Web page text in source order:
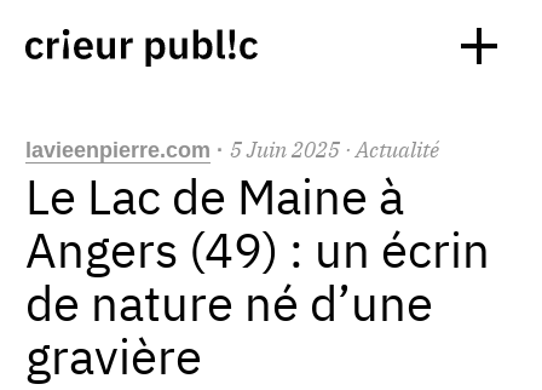
lavieenpierre.com · 5Juin2025 · Actualité
Le Lac de Maine à
Angers (49) : un écrin
de nature né d’une
gravière